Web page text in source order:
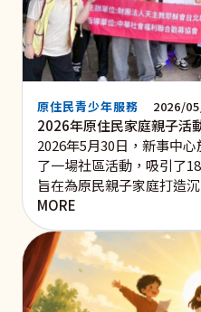
原住民青少年服務 2026/
2026年原住民家庭親子活
2026年5月30日，新事中
了一場社區活動，吸引了
旨在為原民親子家庭打造
MORE